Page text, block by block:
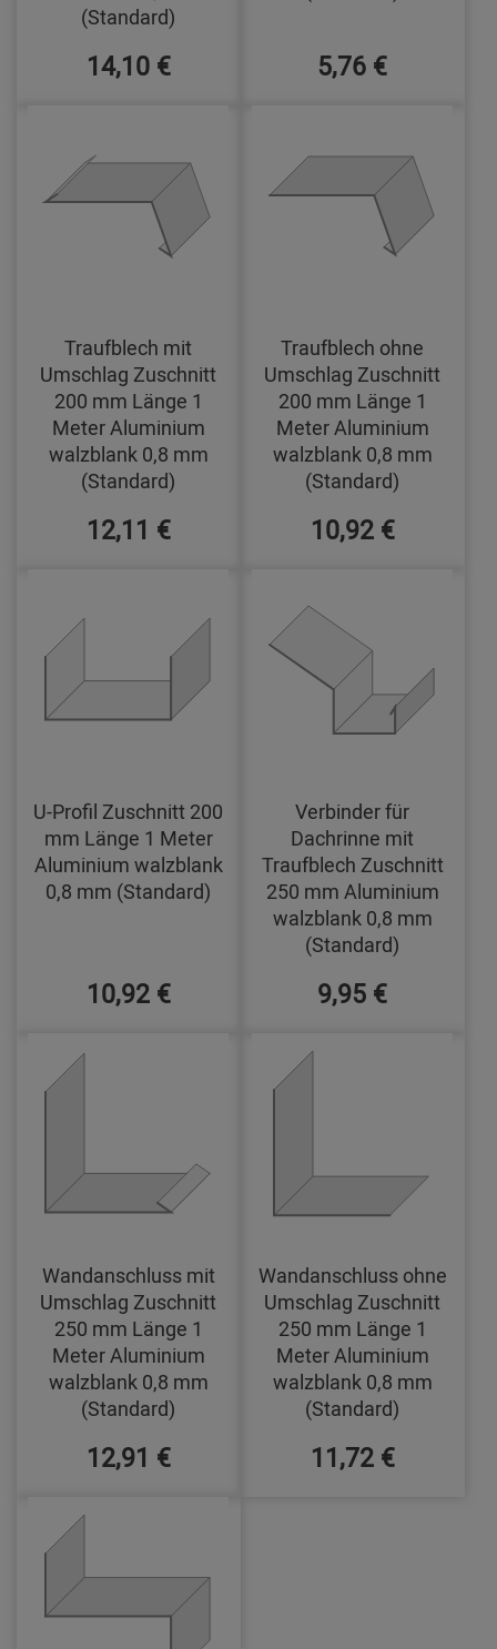
(Standard)
14,10 € 5,76 €
Traufblech mit
Umschlag Zuschnitt
200 mm Länge 1
Meter Aluminium
walzblank 0,8 mm
(Standard)
12,11 €
Traufblech ohne
Umschlag Zuschnitt
200 mm Länge 1
Meter Aluminium
walzblank 0,8 mm
(Standard)
10,92 €
U-Profil Zuschnitt 200
mm Länge 1 Meter
Aluminium walzblank
0,8 mm (Standard)
10,92 €
Verbinder für
Dachrinne mit
Traufblech Zuschnitt
250 mm Aluminium
walzblank 0,8 mm
(Standard)
9,95 €
Wandanschluss mit
Umschlag Zuschnitt
250 mm Länge 1
Meter Aluminium
walzblank 0,8 mm
(Standard)
12,91 €
Wandanschluss ohne
Umschlag Zuschnitt
250 mm Länge 1
Meter Aluminium
walzblank 0,8 mm
(Standard)
11,72 €